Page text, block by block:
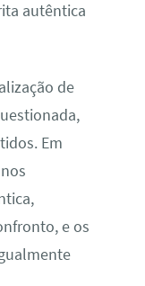
autêntica
de
Em
e os